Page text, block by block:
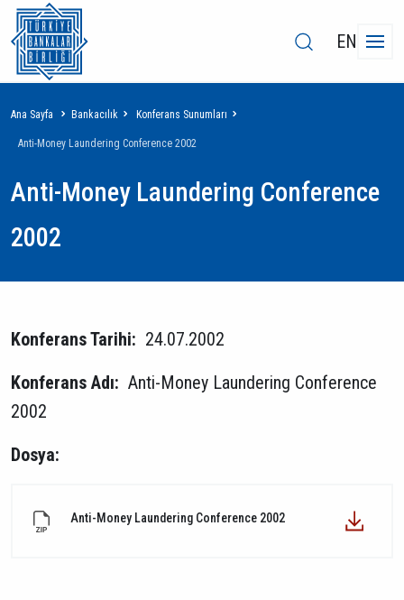
EN
Sayfa
yolu
Ana Sayfa Bankacılık Konferans Sunumları
Anti-Money Laundering Conference 2002
Anti-Money Laundering Conference
2002
Konferans Tarihi: 24.07.2002
Konferans Adı: Anti-Money Laundering Conference
2002
Dosya:
Anti-Money Laundering Conference 2002